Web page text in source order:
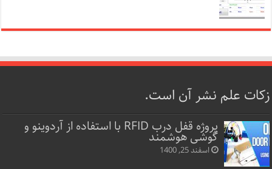
زکات علم نشر آن است.
پروژه قفل‌ درب RFID با استفاده از آردوینو و
گوشی هوشمند
اسفند 25, 1400